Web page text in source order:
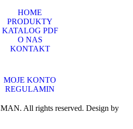
HOME
PRODUKTY
KATALOG PDF
O NAS
KONTAKT
MOJE KONTO
REGULAMIN
All rights reserved. Design by